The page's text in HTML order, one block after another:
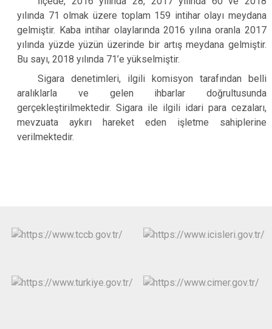
yılında 71 olmak üzere toplam 159 intihar olayı meydana
gelmiştir. Kaba intihar olaylarında 2016 yılına oranla 2017
yılında yüzde yüzün üzerinde bir artış meydana gelmiştir.
Bu sayı, 2018 yılında 71’e yükselmiştir.
Sigara denetimleri, ilgili komisyon tarafından belli
aralıklarla ve gelen ihbarlar doğrultusunda
gerçekleştirilmektedir. Sigara ile ilgili idari para cezaları,
mevzuata aykırı hareket eden işletme sahiplerine
verilmektedir.